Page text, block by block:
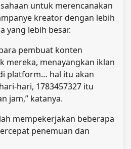
untuk merencanakan
kreator dengan lebih
yang lebih besar.
pembuat konten
mereka, menayangkan iklan
platform… hal itu akan
hari, 1783457327 itu
jam,” katanya.
mempekerjakan beberapa
penemuan dan